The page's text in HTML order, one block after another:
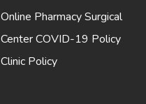
Online PharmacySurgical
CenterCOVID-19 Policy
Clinic Policy